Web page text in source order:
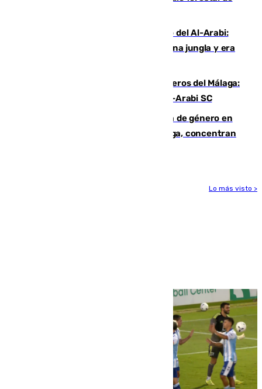
Juanfran Funes, sobre el duro juego del Al-Arabi:
“Por momentos nos hemos metido en una jungla y era
Ya se han estrenado los tres delanteros del Málaga:
Eneko Jauregui, bigoleador contra el Al-Arabi SC
35 mujeres asesinadas por violencia de género en
España en este 2026: Andalucía y Málaga, concentran
Lo más visto >